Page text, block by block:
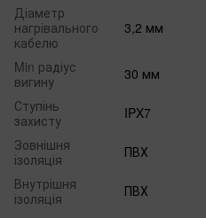
Діаметр
нагрівального
кабелю
3,2 мм
Min радіус
вигину
30 мм
Ступінь
захисту
IPX7
Зовнішня
ізоляція
ПВХ
Внутрішня
ізоляція
ПВХ